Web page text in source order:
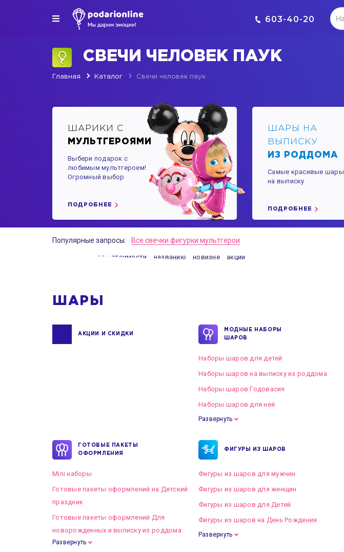
603-40-20
СВЕЧИ ЧЕЛОВЕК ПАУК
Главная Каталог Свечи человек паук
ШАРИКИ С
МУЛЬТГЕРОЯМИ
Выбери подарок с
любимым мультгероем!
Огромный выбор
ПОДРОБНЕЕ
ШАРЫ НА
ВЫПИСКУ
ИЗ РОДДОМА
Самые красивые шары
на выписку
ПОДРОБНЕЕ
Популярные запросы: Все свечки фигурки мультгерои
Сортировать по: стоимости названию новизне акции
ШАРЫ
АКЦИИ И СКИДКИ
МОДНЫЕ НАБОРЫ
ШАРОВ
Наборы шаров для детей
Наборы шаров на выписку из роддома
Наборы шаров Годовасия
Наборы шаров для неё
Развернуть
ГОТОВЫЕ ПАКЕТЫ
ОФОРМЛЕНИЯ
Mini наборы
Готовые пакеты оформлений на Детский
праздник
Готовые пакеты оформлений Для
новорожденных и выписку из роддома
Готовые пакеты оформлений на Свадьбу
Развернуть
ФИГУРЫ ИЗ ШАРОВ
Фигуры из шаров для мужчин
Фигуры из шаров для женщин
Фигуры из шаров для Детей
Фигуры из шаров на День Рождения
Развернуть